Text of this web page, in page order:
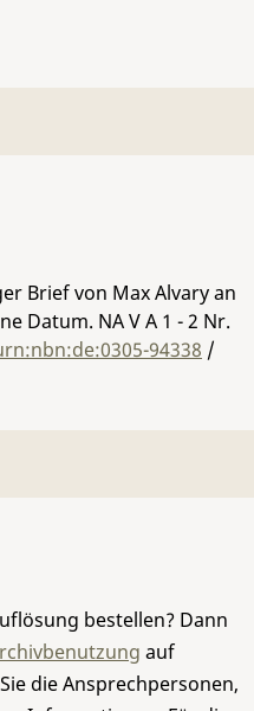
Brief von Max Alvary an
Datum. NA V A 1 - 2 Nr.
94338 /
bestellen? Dann
auf
die Ansprechpersonen,